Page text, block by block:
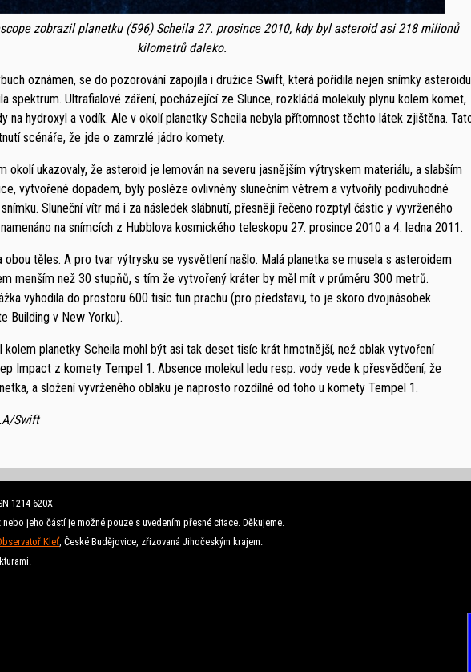
zobrazil planetku (596) Scheila 27. prosince 2010, kdy byl asteroid asi 218 milionů
kilometrů daleko.
oznámen, se do pozorování zapojila i družice Swift, která pořídila nejen snímky asteroidu
spektrum. Ultrafialové záření, pocházející ze Slunce, rozkládá molekuly plynu kolem komet,
na hydroxyl a vodík. Ale v okolí planetky Scheila nebyla přítomnost těchto látek zjištěna.
scénáře, že jde o zamrzlé jádro komety.
okolí ukazovaly, že asteroid je lemován na severu jasnějším výtryskem materiálu, a slabším
vytvořené dopadem, byly posléze ovlivněny slunečním větrem a vytvořily podivuhodné
Sluneční vítr má i za následek slábnutí, přesněji řečeno rozptyl částic y vyvrženého
na snímcích z Hubblova kosmického teleskopu 27. prosince 2010 a 4. ledna 2011.
obou těles. A pro tvar výtrysku se vysvětlení našlo. Malá planetka se musela s asteroidem
menším než 30 stupňů, s tím že vytvořený kráter by měl mít v průměru 300 metrů.
vyhodila do prostoru 600 tisíc tun prachu (pro představu, to je skoro dvojnásobek
Building v New Yorku).
kolem planetky Scheila mohl být asi tak deset tisíc krát hmotnější, než oblak vytvoření
Impact z komety Tempel 1. Absence molekul ledu resp. vody vede k přesvědčení, že
a složení vyvrženého oblaku je naprosto rozdílné od toho u komety Tempel 1.
Swift
1214-620X
jeho částí je možné pouze s uvedením přesné citace. Děkujeme.
Kleť, České Budějovice, zřizovaná Jihočeským krajem.